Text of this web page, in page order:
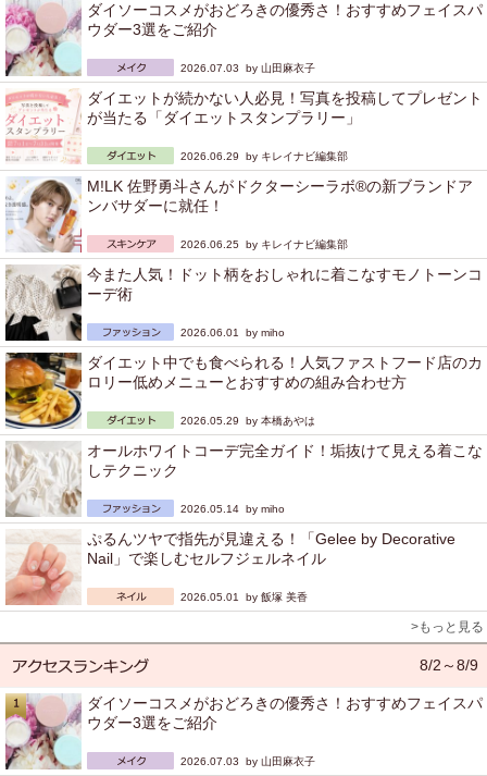
ダイソーコスメがおどろきの優秀さ！おすすめフェイスパ
ウダー3選をご紹介
2026.07.03 by 山田麻衣子
ダイエットが続かない人必見！写真を投稿してプレゼント
が当たる「ダイエットスタンプラリー」
2026.06.29 by キレイナビ編集部
M!LK 佐野勇斗さんがドクターシーラボ®の新ブランドア
ンバサダーに就任！
2026.06.25 by キレイナビ編集部
今また人気！ドット柄をおしゃれに着こなすモノトーンコ
ーデ術
2026.06.01 by miho
ダイエット中でも食べられる！人気ファストフード店のカ
ロリー低めメニューとおすすめの組み合わせ方
2026.05.29 by 本橋あやは
オールホワイトコーデ完全ガイド！垢抜けて見える着こな
しテクニック
2026.05.14 by miho
ぷるんツヤで指先が見違える！「Gelee by Decorative
Nail」で楽しむセルフジェルネイル
2026.05.01 by 飯塚 美香
>もっと見る
8/2～8/9
ダイソーコスメがおどろきの優秀さ！おすすめフェイスパ
ウダー3選をご紹介
2026.07.03 by 山田麻衣子